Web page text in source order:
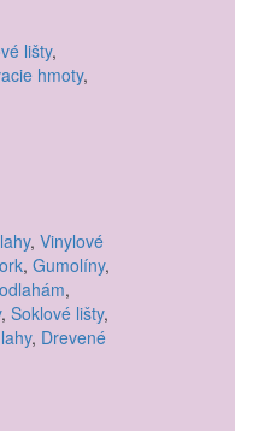
lišty,
hmoty,
, Vinylové
, Gumolíny,
,
, Soklové lišty,
, Drevené